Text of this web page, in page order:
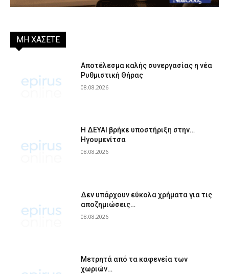
ΜΗ ΧΑΣΕΤΕ
Αποτέλεσμα καλής συνεργασίας η νέα
Ρυθμιστική Θήρας
08.08.2026
Η ΔΕΥΑΙ βρήκε υποστήριξη στην…
Ηγουμενίτσα
08.08.2026
Δεν υπάρχουν εύκολα χρήματα για τις
αποζημιώσεις…
08.08.2026
Μετρητά από τα καφενεία των
χωριών…